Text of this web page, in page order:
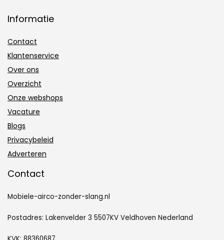
Informatie
Contact
Klantenservice
Over ons
Overzicht
Onze webshops
Vacature
Blogs
Privacybeleid
Adverteren
Contact
Mobiele-airco-zonder-slang.nl
Postadres: Lakenvelder 3 5507KV Veldhoven Nederland